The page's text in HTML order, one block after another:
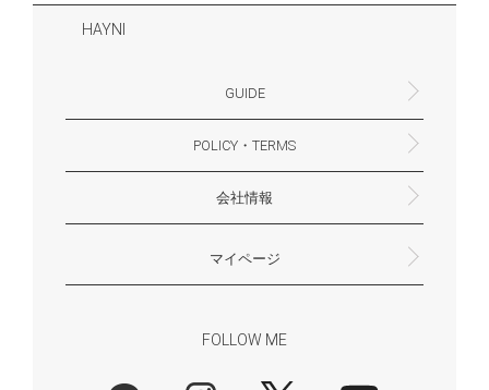
HAYNI
GUIDE
よくあるご質問・お問合せ
お支払いについて
配送・送料について
ギフトサービスについて
一緒に働く？(HAYNI採用情報サイトへ)
for Foreigners (overseas delivery)
POLICY・TERMS
返品・交換について
プライバシーポリシー
特定商取引法に基づく表示
外部送信ポリシー
会社情報
大阪府大阪市淀川区十八条3-9-35
電話番号：06-6868-9671
※お電話でのお問合せ受付は行っておりません
メール：support@hayni.jp
お問い合わせはこちらからお願いいたします
営業時間：10：00～15：00（金曜日は14：00ま
定休日： 土・日・祝祭日
※土日祝祭日はお休みをいただきます。
メールの返信は翌営業日となりますので、ご了承
マイページ
FOLLOW ME